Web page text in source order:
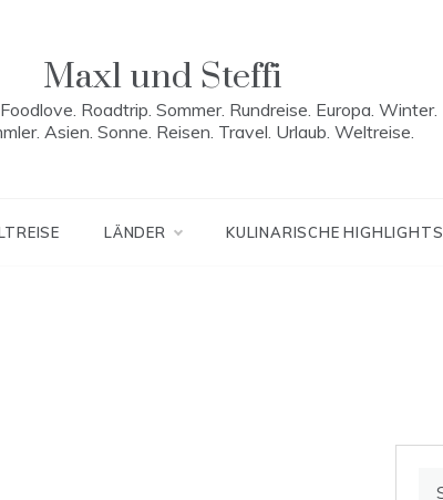
Maxl und Steffi
Roadtrip. Sommer. Rundreise. Europa. Winter.
Asien. Sonne. Reisen. Travel. Urlaub. Weltreise.
LÄNDER KULINARISCHE HIGHLIGHTS